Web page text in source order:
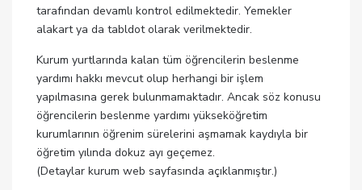
tarafından devamlı kontrol edilmektedir. Yemekler
alakart ya da tabldot olarak verilmektedir.
Kurum yurtlarında kalan tüm öğrencilerin beslenme
yardımı hakkı mevcut olup herhangi bir işlem
yapılmasına gerek bulunmamaktadır. Ancak söz konusu
öğrencilerin beslenme yardımı yükseköğretim
kurumlarının öğrenim sürelerini aşmamak kaydıyla bir
öğretim yılında dokuz ayı geçemez.
(Detaylar kurum web sayfasında açıklanmıştır.)